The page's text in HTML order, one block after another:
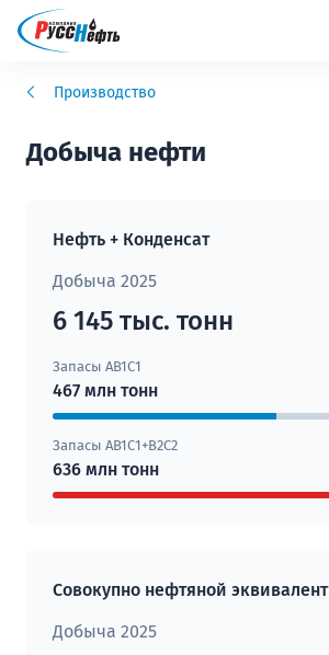
Производство
Добыча нефти
Нефть + Конденсат
Добыча 2025
6 145 тыс. тонн
Запасы AB1С1
467 млн тонн
Запасы AB1С1+B2С2
636 млн тонн
Совокупно нефтяной эквивалент
Добыча 2025